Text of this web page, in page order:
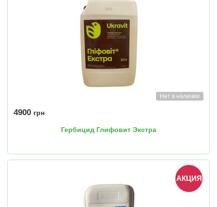
Нет в наличии
4900 грн
Гербицид Глифовит Экстра
АКЦИЯ